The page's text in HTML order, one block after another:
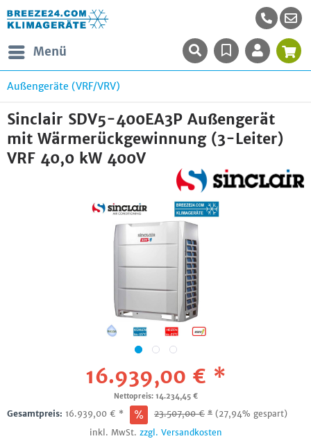
Menü
Außengeräte (VRF/VRV)
Sinclair SDV5-400EA3P Außengerät
mit Wärmerückgewinnung (3-Leiter)
VRF 40,0 kW 400V
16.939,00 € *
Nettopreis: 14.234,45 €
Gesamtpreis: 16.939,00 € * 23.507,00€ * (27,94% gespart)
inkl. MwSt. zzgl. Versandkosten